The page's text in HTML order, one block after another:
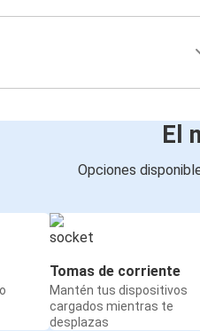
El
Opciones
Tomas de corriente
Mantén tus dispositivos
cargados mientras te
desplazas